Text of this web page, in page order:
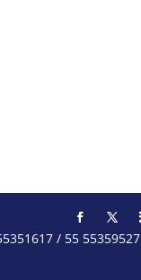
/ 55 55359527